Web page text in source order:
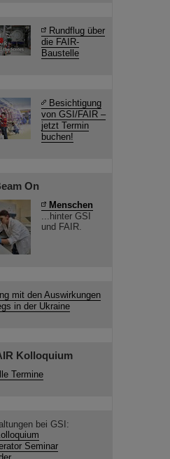
Rundflug über
die FAIR-
Baustelle
Besichtigung
von GSI/FAIR –
jetzt Termin
buchen!
On
Menschen
...hinter GSI
und FAIR.
mit den Auswirkungen
in der Ukraine
Kolloquium
Termine
bei GSI:
Seminar